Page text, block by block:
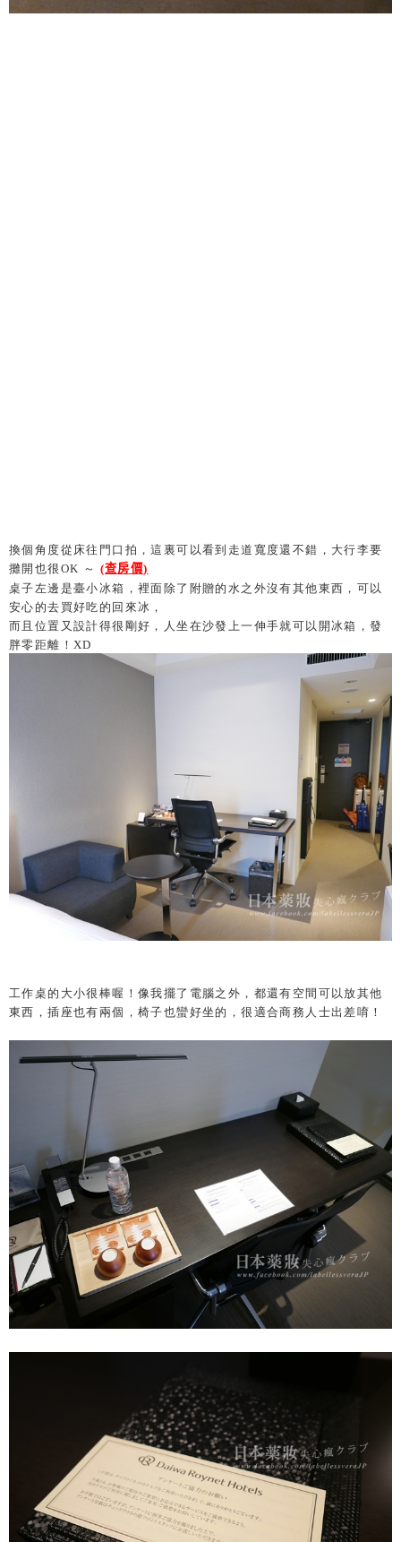
換個角度從床往門口拍，這裏可以看到走道寬度還不錯，大行李要
攤開也很OK ～ (查房價)
桌子左邊是臺小冰箱，裡面除了附贈的水之外沒有其他東西，可以
安心的去買好吃的回來冰，
而且位置又設計得很剛好，人坐在沙發上一伸手就可以開冰箱，發
胖零距離！XD
工作桌的大小很棒喔！ 像我擺了電腦之外，都還有空間可以放其他
東西，插座也有兩個，椅子也蠻好坐的，很適合商務人士出差唷！